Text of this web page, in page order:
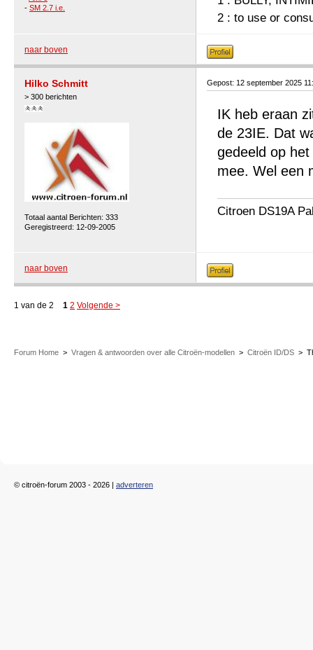
- SM 2.7 i.e.
2 : to use or
naar boven
Hilko Schmitt
> 300 berichten
Totaal aantal Berichten: 333
Geregistreerd: 12-09-2005
Gepost: 12 september 2025
IK heb eraan
de 23IE. Dat
gedeeld op
mee. Wel een
Citroen DS19A
naar boven
1 van de 2 1 2 Volgende >
Forum Home > Vragen & antwoorden over alle Citroën-modellen > Citroën ID/DS >
© citroën-forum 2003 - 2026 | adverteren